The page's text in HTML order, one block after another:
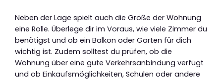
Neben der Lage spielt auch die Größe der Wohnung
eine Rolle. Überlege dir im Voraus, wie viele Zimmer du
benötigst und ob ein Balkon oder Garten für dich
wichtig ist. Zudem solltest du prüfen, ob die
Wohnung über eine gute Verkehrsanbindung verfügt
und ob Einkaufsmöglichkeiten, Schulen oder andere